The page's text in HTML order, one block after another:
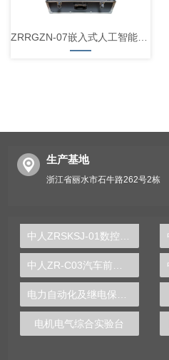
ZRRGZN-07嵌入式人工智能实验箱
生产基地
浙江省丽水市石牛路262号2栋
电机电气综合实验台